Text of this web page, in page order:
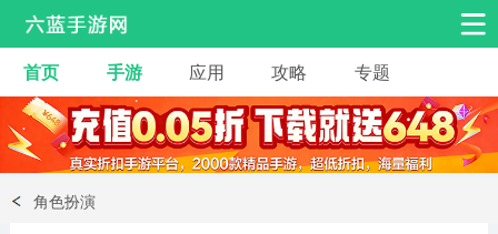
安卓手游 手游工具
热门手游 角色扮演 益智休闲
动作射击
首页 手游 应用 攻略 专题
角色扮演